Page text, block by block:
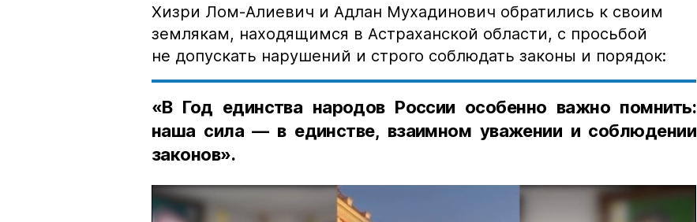
Хизри Лом-Алиевич и Адлан Мухадинович обратились к своим
землякам, находящимся в Астраханской области, с просьбой
не допускать нарушений и строго соблюдать законы и порядок:
«В Год единства народов России особенно важно помнить:
наша сила — в единстве, взаимном уважении и соблюдении
законов».